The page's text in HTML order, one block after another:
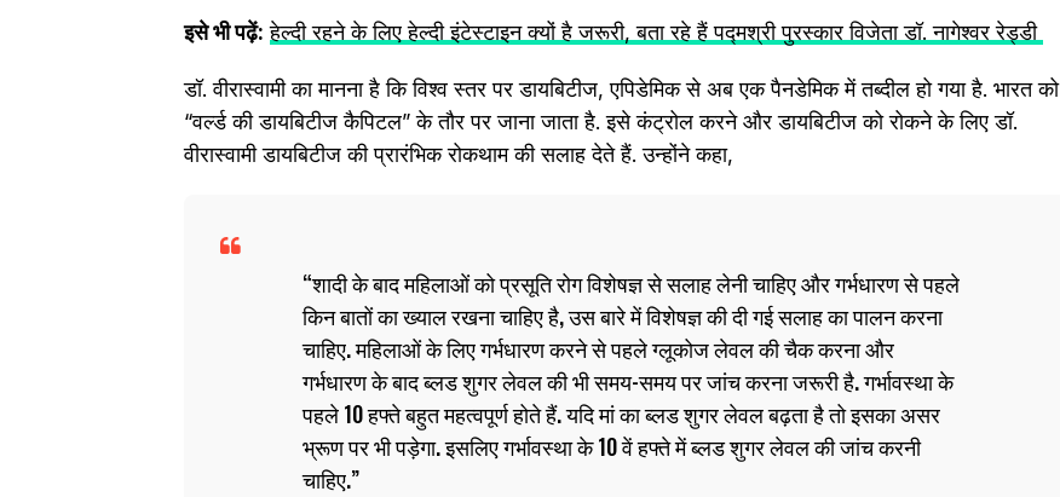
इसे भी पढ़ें: हेल्‍दी रहने के लिए हेल्‍दी इंटेस्‍टाइन क्‍यों है जरूरी, बता रहे हैं पद्मश्री पुरस्कार विजेता डॉ. नागेश्वर रेड्डी
डॉ. वीरास्वामी का मानना है कि विश्व स्तर पर डायबिटीज, एपिडेमिक से अब एक पैनडेमिक में तब्दील हो गया है. भारत को
“वर्ल्ड की डायबिटीज कैपिटल” के तौर पर जाना जाता है. इसे कंट्रोल करने और डायबिटीज को रोकने के लिए डॉ.
वीरास्वामी डायबिटीज की प्रारंभिक रोकथाम की सलाह देते हैं. उन्होंने कहा,
शादी के बाद महिलाओं को प्रसूति रोग विशेषज्ञ से सलाह लेनी चाहिए और गर्भधारण से पहले
किन बातों का ख्याल रखना चाहिए है, उस बारे में विशेषज्ञ की दी गई सलाह का पालन करना
चाहिए. महिलाओं के लिए गर्भधारण करने से पहले ग्लूकोज लेवल की चैक करना और
गर्भधारण के बाद ब्लड शुगर लेवल की भी समय-समय पर जांच करना जरूरी है. गर्भावस्था के
पहले 10 हफ्ते बहुत महत्वपूर्ण होते हैं. यदि मां का ब्लड शुगर लेवल बढ़ता है तो इसका असर
भ्रूण पर भी पड़ेगा. इसलिए गर्भावस्था के 10 वें हफ्ते में ब्लड शुगर लेवल की जांच करनी
चाहिए.